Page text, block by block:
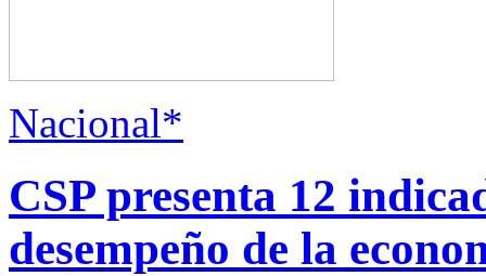
Nacional*
CSP presenta 12
desempeño de la